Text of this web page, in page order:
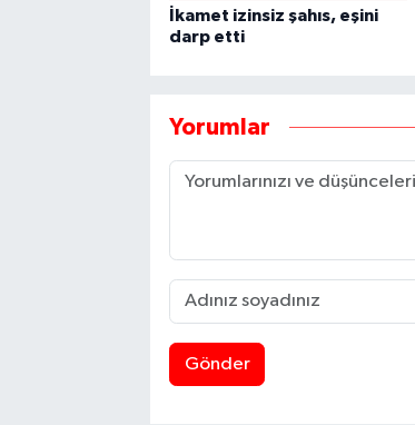
İkamet izinsiz şahıs, eşini
darp etti
Yorumlar
Gönder